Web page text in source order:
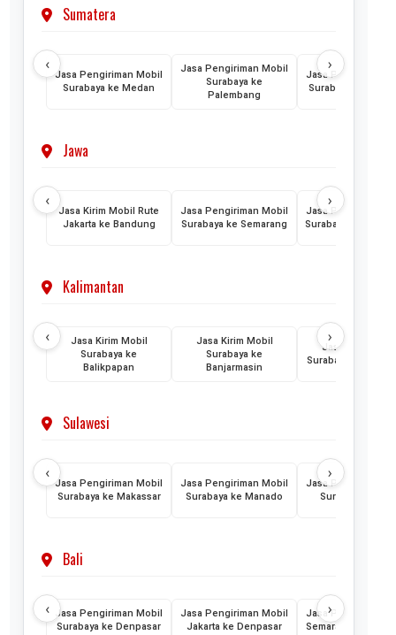
Sumatera
‹
Jasa Pengiriman Mobil
Surabaya ke Medan
Jasa Pengiriman Mobil
Surabaya ke
Palembang
Jasa Pengiriman
Surabaya ke
›
Jawa
‹
Jasa Kirim Mobil Rute
Jakarta ke Bandung
Jasa Pengiriman Mobil
Surabaya ke Semarang
Jasa Pengiriman
Surabaya ke
›
Kalimantan
‹
Jasa Kirim Mobil
Surabaya ke
Balikpapan
Jasa Kirim Mobil
Surabaya ke
Banjarmasin
Jasa Kirim
Surabaya ke
›
Sulawesi
‹
Jasa Pengiriman Mobil
Surabaya ke Makassar
Jasa Pengiriman Mobil
Surabaya ke Manado
Jasa Pengiriman
Surabaya ke
›
Bali
‹
Jasa Pengiriman Mobil
Surabaya ke Denpasar
Jasa Pengiriman Mobil
Jakarta ke Denpasar
Jasa Pengiriman
Semarang ke
›